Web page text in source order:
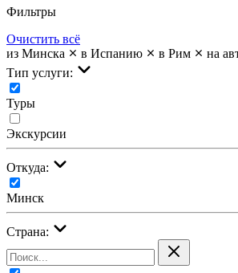
Фильтры
Очистить всё
из Минска
в Испанию в Рим на
Тип услуги:
Туры
Экскурсии
Откуда:
Минск
Страна: